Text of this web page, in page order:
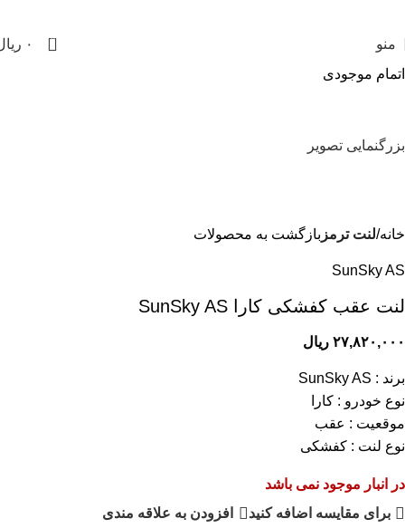
منو 0 ۰
اتمام موجودی
بزرگنمایی تصویر
خانه لنت ترمز بازگشت به محصولات
SunSky AS
لنت عقب کفشکی کارا SunSky AS
۲۷,۸۲۰,۰۰۰ ریال
برند : SunSky AS
نوع خودرو : کارا
موقعیت : عقب
نوع لنت : کفشکی
در انبار موجود نمی باشد
برای مقایسه اضافه کنید
افزودن به علاقه مندی